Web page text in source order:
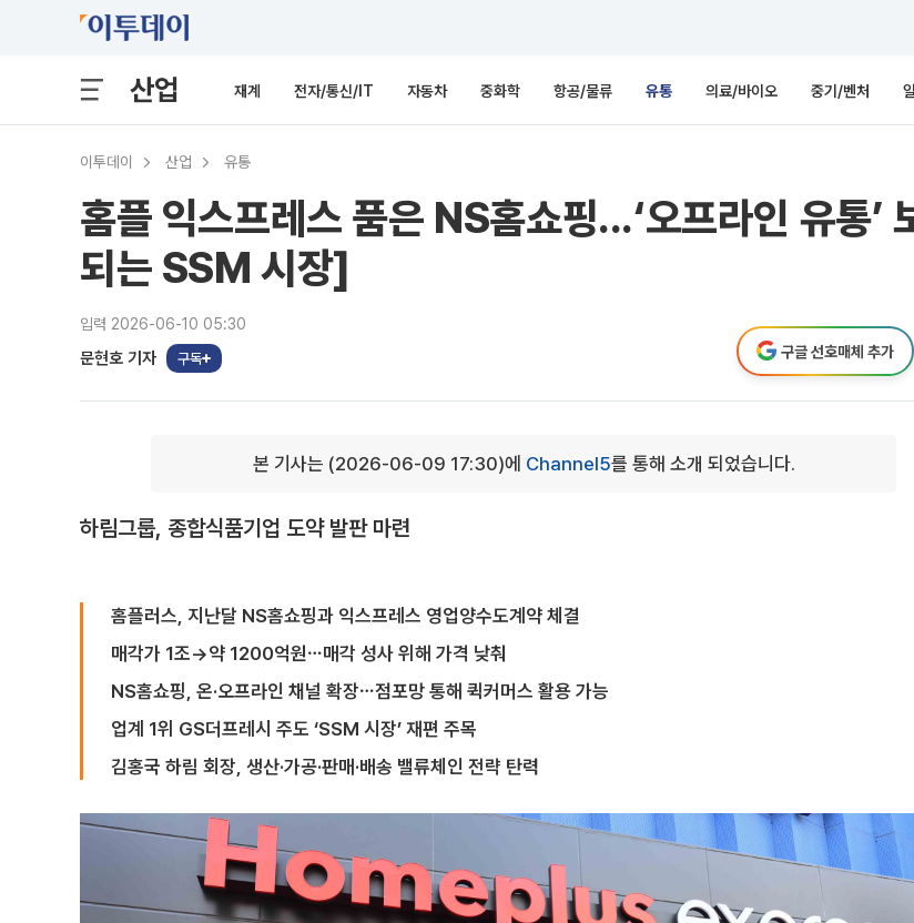
산업 재계 전자/통신/IT 자동차 중화학 항공/물류 유통 의료/바이오 중기/벤처
이투데이 산업 유통
홈플 익스프레스 품은 NS홈쇼핑...‘오프라인 유통’
되는 SSM 시장]
입력 2026-06-10 05:30
문현호 기자 구독 구글 선호매체 추가
본 기사는 (2026-06-09 17:30)에 Channel5를 통해 소개 되었습니다.
하림그룹, 종합식품기업 도약 발판 마련
홈플러스, 지난달 NS홈쇼핑과 익스프레스 영업양수도계약 체결
매각가 1조→약 1200억원⋯매각 성사 위해 가격 낮춰
NS홈쇼핑, 온·오프라인 채널 확장⋯점포망 통해 퀵커머스 활용 가능
업계 1위 GS더프레시 주도 ‘SSM 시장’ 재편 주목
김홍국 하림 회장, 생산·가공·판매·배송 밸류체인 전략 탄력